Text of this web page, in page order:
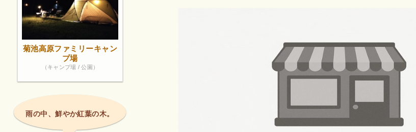
菊池高原ファミリーキャン
プ場
（キャンプ場 / 公園）
雨の中、鮮やか紅葉の木。